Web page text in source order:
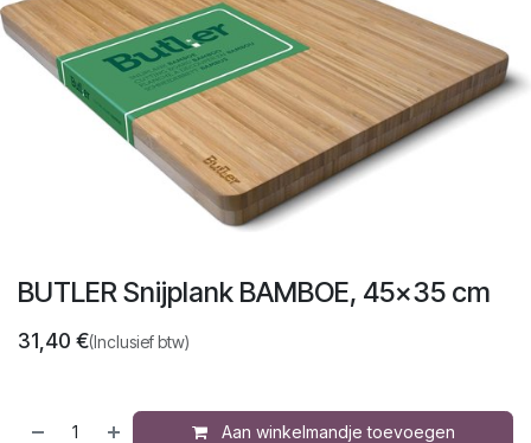
BUTLER Snijplank BAMBOE, 45x35 cm
31,40 €(Inclusief btw)
Aan winkelmandje toevoegen